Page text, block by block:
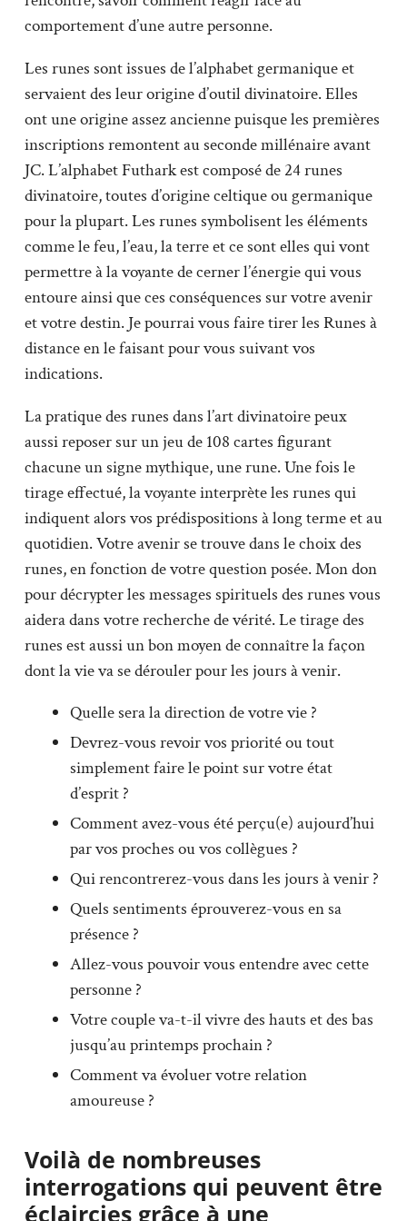
comportement d’une autre personne.
Les runes sont issues de l’alphabet germanique et
servaient des leur origine d’outil divinatoire. Elles
ont une origine assez ancienne puisque les premières
inscriptions remontent au seconde millénaire avant
JC. L’alphabet Futhark est composé de 24 runes
divinatoire, toutes d’origine celtique ou germanique
pour la plupart. Les runes symbolisent les éléments
comme le feu, l’eau, la terre et ce sont elles qui vont
permettre à la voyante de cerner l’énergie qui vous
entoure ainsi que ces conséquences sur votre avenir
et votre destin. Je pourrai vous faire tirer les Runes à
distance en le faisant pour vous suivant vos
indications.
La pratique des runes dans l’art divinatoire peux
aussi reposer sur un jeu de 108 cartes figurant
chacune un signe mythique, une rune. Une fois le
tirage effectué, la voyante interprète les runes qui
indiquent alors vos prédispositions à long terme et au
quotidien. Votre avenir se trouve dans le choix des
runes, en fonction de votre question posée. Mon don
pour décrypter les messages spirituels des runes vous
aidera dans votre recherche de vérité. Le tirage des
runes est aussi un bon moyen de connaître la façon
dont la vie va se dérouler pour les jours à venir.
Quelle sera la direction de votre vie ?
Devrez-vous revoir vos priorité ou tout
simplement faire le point sur votre état
d’esprit ?
Comment avez-vous été perçu(e) aujourd’hui
par vos proches ou vos collègues ?
Qui rencontrerez-vous dans les jours à venir ?
Quels sentiments éprouverez-vous en sa
présence ?
Allez-vous pouvoir vous entendre avec cette
personne ?
Votre couple va-t-il vivre des hauts et des bas
jusqu’au printemps prochain ?
Comment va évoluer votre relation
amoureuse ?
Voilà de nombreuses
interrogations qui peuvent être
éclaircies grâce à une